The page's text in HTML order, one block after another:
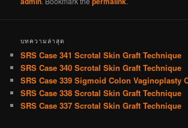
บทความล่าสุด
SRS Case 341 Scrotal Skin Graft Technique
SRS Case 340 Scrotal Skin Graft Technique
SRS Case 339 Sigmoid Colon Vaginoplasty
SRS Case 338 Scrotal Skin Graft Technique
SRS Case 337 Scrotal Skin Graft Technique